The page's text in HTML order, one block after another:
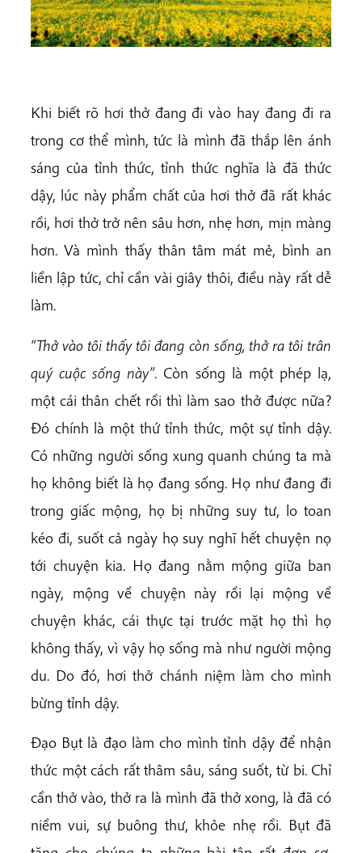
Khi biết rõ hơi thở đang đi vào hay đang đi ra
trong cơ thể mình, tức là mình đã thắp lên ánh
sáng của tỉnh thức, tỉnh thức nghĩa là đã thức
dậy, lúc này phẩm chất của hơi thở đã rất khác
rồi, hơi thở trở nên sâu hơn, nhẹ hơn, mịn màng
hơn. Và mình thấy thân tâm mát mẻ, bình an
liền lập tức, chỉ cần vài giây thôi, điều này rất dễ
làm.
“Thở vào tôi thấy tôi đang còn sống, thở ra tôi trân
quý cuộc sống này”. Còn sống là một phép lạ,
một cái thân chết rồi thì làm sao thở được nữa?
Đó chính là một thứ tỉnh thức, một sự tỉnh dậy.
Có những người sống xung quanh chúng ta mà
họ không biết là họ đang sống. Họ như đang đi
trong giấc mộng, họ bị những suy tư, lo toan
kéo đi, suốt cả ngày họ suy nghĩ hết chuyện nọ
tới chuyện kia. Họ đang nằm mộng giữa ban
ngày, mộng về chuyện này rồi lại mộng về
chuyện khác, cái thực tại trước mặt họ thì họ
không thấy, vì vậy họ sống mà như người mộng
du. Do đó, hơi thở chánh niệm làm cho mình
bừng tỉnh dậy.
Đạo Bụt là đạo làm cho mình tỉnh dậy để nhận
thức một cách rất thâm sâu, sáng suốt, từ bi. Chỉ
cần thở vào, thở ra là mình đã thở xong, là đã có
niềm vui, sự buông thư, khỏe nhẹ rồi. Bụt đã